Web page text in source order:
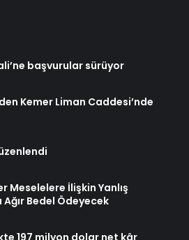
başvurular sürüyor
Kemer Liman Caddesi’nde
Meselelere İlişkin Yanlış
Ağır Bedel Ödeyecek